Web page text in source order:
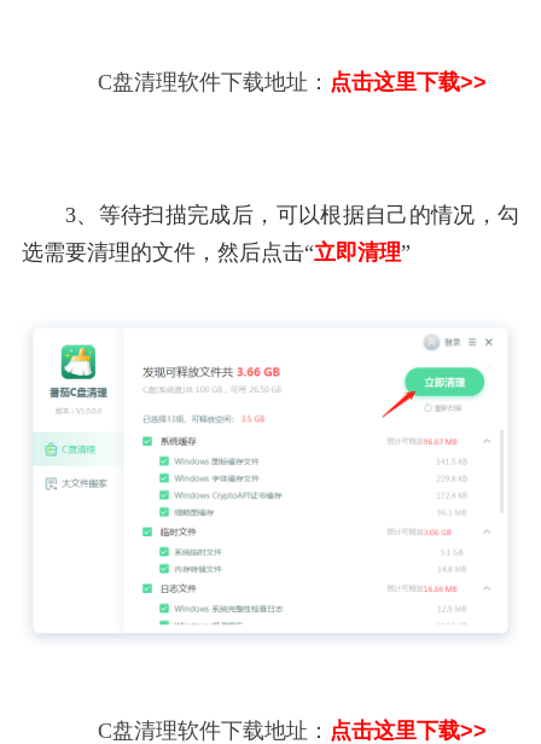
C盘清理软件下载地址： 点击这里下载>>
3、等待扫描完成后，可以根据自己的情况，勾
选需要清理的文件，然后点击“立即清理”
C盘清理软件下载地址： 点击这里下载>>